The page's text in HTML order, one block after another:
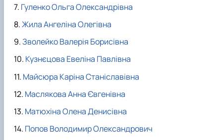
Гуленко Ольга Олександрівна
Жила Ангеліна Олегівна
Зволейко Валерія Борисівна
Кузнєцова Евеліна Павлівна
Майсюра Каріна Станіславівна
Маслякова Анна Євгенівна
Матюхіна Олена Денисівна
Попов Володимир Олександрович